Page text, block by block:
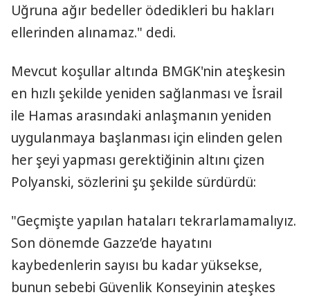
Uğruna ağır bedeller ödedikleri bu hakları
ellerinden alınamaz." dedi.
Mevcut koşullar altında BMGK'nin ateşkesin
en hızlı şekilde yeniden sağlanması ve İsrail
ile Hamas arasındaki anlaşmanın yeniden
uygulanmaya başlanması için elinden gelen
her şeyi yapması gerektiğinin altını çizen
Polyanski, sözlerini şu şekilde sürdürdü:
"Geçmişte yapılan hataları tekrarlamamalıyız.
Son dönemde Gazze’de hayatını
kaybedenlerin sayısı bu kadar yüksekse,
bunun sebebi Güvenlik Konseyinin ateşkes